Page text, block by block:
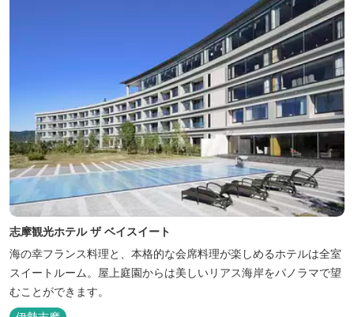
志摩観光ホテル ザ ベイスイート
海の幸フランス料理と、本格的な会席料理が楽しめるホテルは全室
スイートルーム。屋上庭園からは美しいリアス海岸をパノラマで望
むことができます。